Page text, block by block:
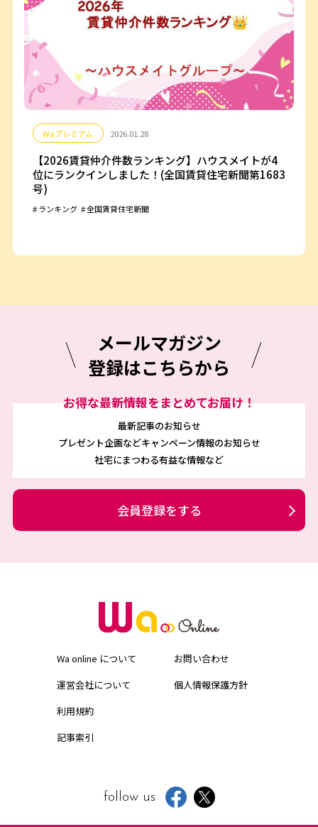
Waプレミアム 2026.01.28
【2026賃貸仲介件数ランキング】ハウスメイトが4
位にランクインしました！(全国賃貸住宅新聞第1683
号)
ランキング 全国賃貸住宅新聞
メールマガジン
登録はこちらから
お得な最新情報をまとめてお届け！
最新記事のお知らせ
プレゼント企画などキャンペーン情報のお知らせ
社宅にまつわる有益な情報など
会員登録をする
Wa online について
運営会社について
お問い合わせ
個人情報保護方針
利用規約
記事索引
follow us